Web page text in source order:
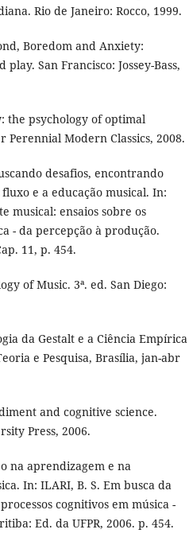
Rio de Janeiro: Rocco, 1999.
Boredom and Anxiety:
San Francisco: Jossey-Bass,
the psychology of optimal
Modern Classics, 2008.
desafios, encontrando
e a educação musical. In:
musical: ensaios sobre os
- da percepção à produção.
11, p. 454.
of Music. 3ª. ed. San Diego:
da Gestalt e a Ciência Empírica
e Pesquisa, Brasília, jan-abr
and cognitive science.
Press, 2006.
na aprendizagem e na
In: ILARI, B. S. Em busca da
cognitivos em música -
Ed. da UFPR, 2006. p. 454.